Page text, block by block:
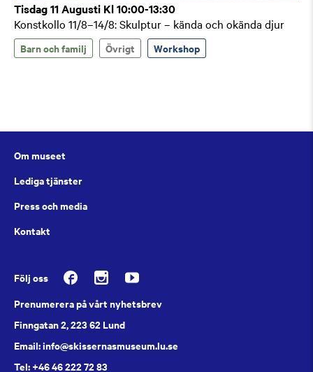
Tisdag 11 Augusti Kl 10:00-13:30
Konstkollo 11/8–14/8: Skulptur – kända och okända djur
Barn och familj Övrigt Workshop
Om museet
Lediga tjänster
Press och media
Kontakt
Följ oss
Prenumerera på vårt nyhetsbrev
Finngatan 2, 223 62 Lund
Email: info@skissernasmuseum.lu.se
Tel: +46 46 222 72 83